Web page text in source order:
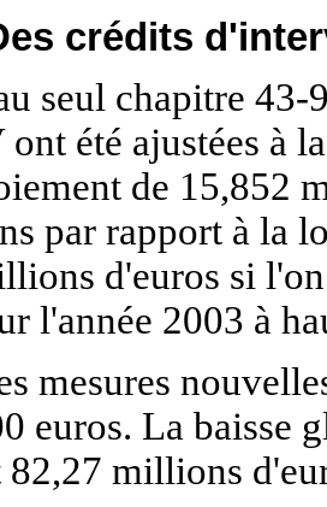
crédits
seul chapitre
été ajustées à
de 15,852
par rapport à la
d'euros si
l'année 2003 à
mesures
euros. La baisse
82,27 millions